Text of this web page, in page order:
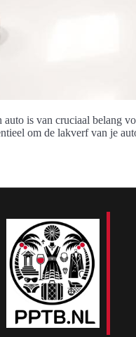
is van cruciaal belang
om de lakverf van je